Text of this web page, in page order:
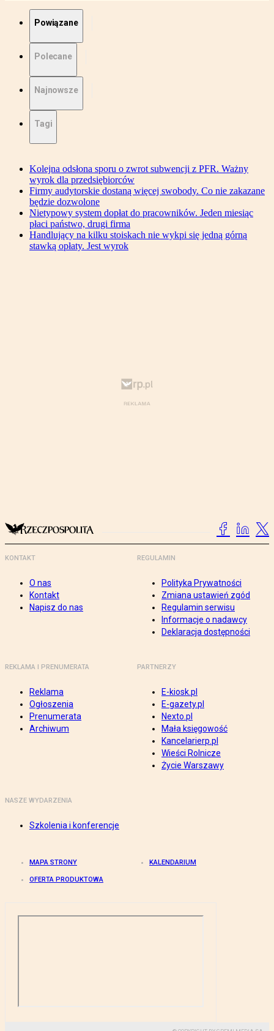
Powiązane
Polecane
Najnowsze
Tagi
Kolejna odsłona sporu o zwrot subwencji z PFR. Ważny
wyrok dla przedsiębiorców
Firmy audytorskie dostaną więcej swobody. Co nie zakazane
będzie dozwolone
Nietypowy system dopłat do pracowników. Jeden miesiąc
płaci państwo, drugi firma
Handlujący na kilku stoiskach nie wykpi się jedną górną
stawką opłaty. Jest wyrok
KONTAKT
O nas
Kontakt
Napisz do nas
REGULAMIN
Polityka Prywatności
Zmiana ustawień zgód
Regulamin serwisu
Informacje o nadawcy
Deklaracja dostępności
REKLAMA I PRENUMERATA
Reklama
Ogłoszenia
Prenumerata
Archiwum
PARTNERZY
E-kiosk.pl
E-gazety.pl
Nexto.pl
Mała księgowość
Kancelarierp.pl
Wieści Rolnicze
Życie Warszawy
NASZE WYDARZENIA
Szkolenia i konferencje
MAPA STRONY KALENDARIUM
OFERTA PRODUKTOWA